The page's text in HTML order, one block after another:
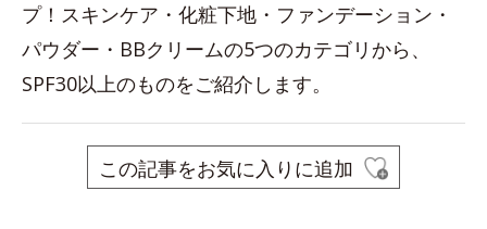
プ！スキンケア・化粧下地・ファンデーション・
パウダー・BBクリームの5つのカテゴリから、
SPF30以上のものをご紹介します。
この記事をお気に入りに追加